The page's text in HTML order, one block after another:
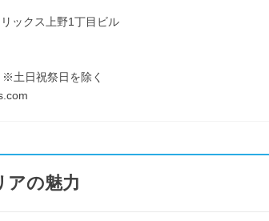
ックス上野1丁目ビル
土日祝祭日を除く
アの魅力